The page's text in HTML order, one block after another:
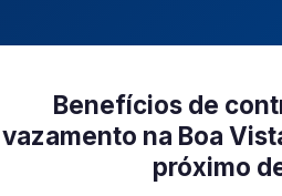
Benefícios de
vazamento na Boa
próximo